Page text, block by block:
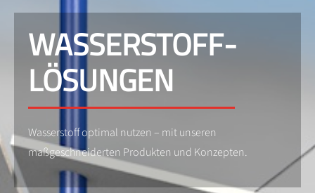
WASSERSTOFF-
LÖSUNGEN
Wasserstoff optimal nutzen – mit unseren
maßgeschneiderten Produkten und Konzepten.